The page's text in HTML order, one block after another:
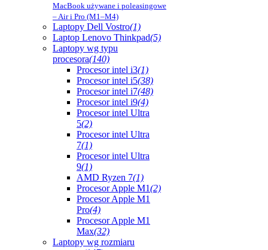
MacBook używane i poleasingowe
– Air i Pro (M1–M4)
Laptopy Dell Vostro(1)
Laptop Lenovo Thinkpad(5)
Laptopy wg typu
procesora(140)
Procesor intel i3(1)
Procesor intel i5(38)
Procesor intel i7(48)
Procesor intel i9(4)
Procesor intel Ultra
5(2)
Procesor intel Ultra
7(1)
Procesor intel Ultra
9(1)
AMD Ryzen 7(1)
Procesor Apple M1(2)
Procesor Apple M1
Pro(4)
Procesor Apple M1
Max(32)
Laptopy wg rozmiaru